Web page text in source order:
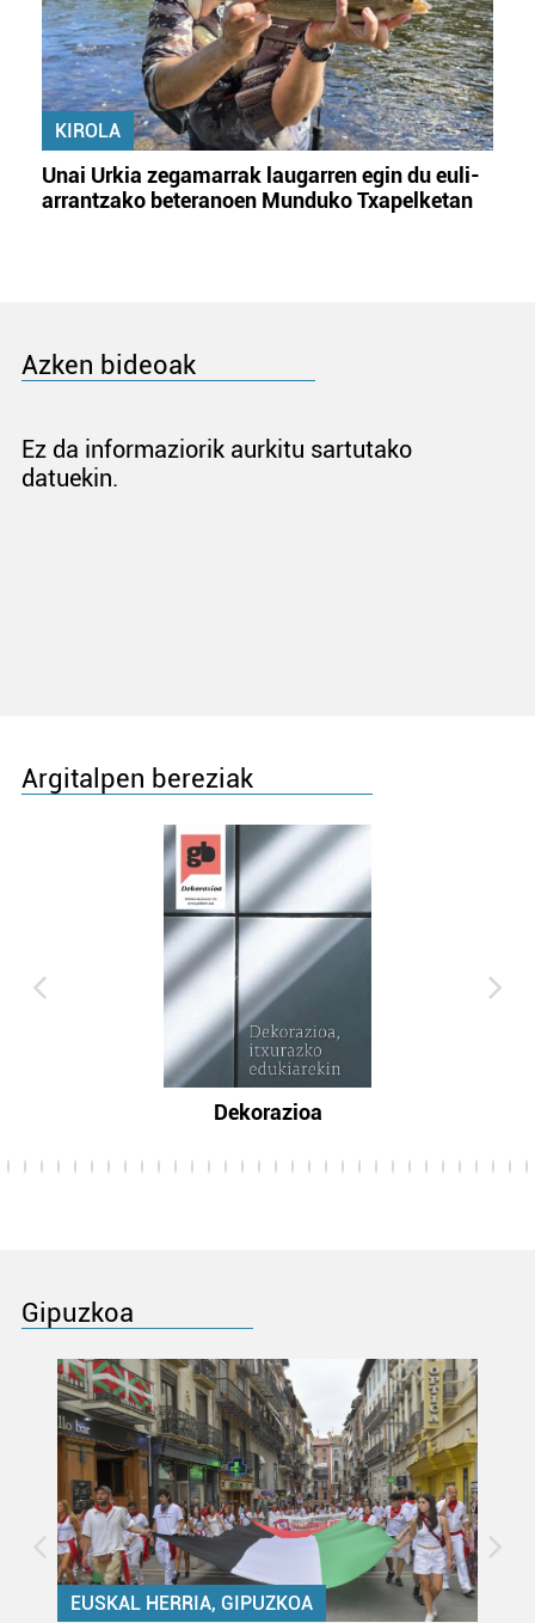
KIROLA
Unai Urkia zegamarrak laugarren egin du euli-
arrantzako beteranoen Munduko Txapelketan
Azken bideoak
Ez da informaziorik aurkitu sartutako
datuekin.
Argitalpen bereziak
Dekorazioa
Gipuzkoa
EUSKAL HERRIA, GIPUZKOA